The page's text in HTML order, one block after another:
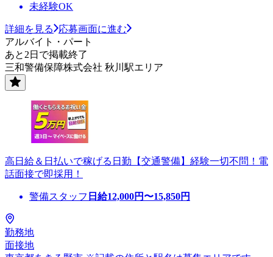
未経験OK
詳細を見る
応募画面に進む
アルバイト・パート
あと2日で掲載終了
三和警備保障株式会社 秋川駅エリア
高日給＆日払いで稼げる日勤【交通警備】経験一切不問！電
話面接で即採用！
警備スタッフ 日給12,000円〜15,850円
勤務地
面接地